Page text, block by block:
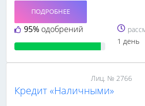
95% одобрений
ПОДРОБНЕЕ
1 день
Лиц. № 2766
Кредит «Наличными»